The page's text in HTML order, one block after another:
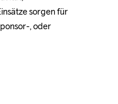
sorgen für
, oder
sorgen für
, oder